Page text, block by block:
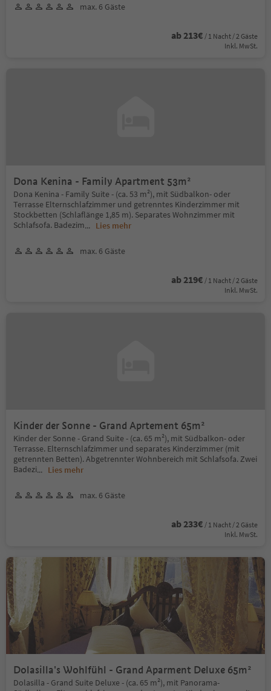
max. 6 Gäste
ab 213€ / 1 Nacht / 2 Gäste
Inkl. MwSt.
Dona Kenina - Family Apartment 53m²
Dona Kenina - Family Suite - (ca. 53 m²), mit Südbalkon- oder
Terrasse Elternschlafzimmer und getrenntes Kinderzimmer mit
Stockbetten (Schlaflänge 1,85 m). Separates Wohnzimmer mit
Schlafsofa. Badezim... Lies mehr
max. 6 Gäste
ab 219€ / 1 Nacht / 2 Gäste
Inkl. MwSt.
Kinder der Sonne - Grand Aprtement 65m²
Kinder der Sonne - Grand Suite - (ca. 65 m²), mit Südbalkon- oder
Terrasse. Elternschlafzimmer und separates Kinderzimmer (mit
getrennten Betten). Abgetrennter Wohnbereich mit Schlafsofa. Zwei
Badezi... Lies mehr
max. 6 Gäste
ab 233€ / 1 Nacht / 2 Gäste
Inkl. MwSt.
Dolasilla's Wohlfühl - Grand Aparment Deluxe 65m²
Dolasilla - Grand Suite Deluxe - (ca. 65 m²), mit Panorama-